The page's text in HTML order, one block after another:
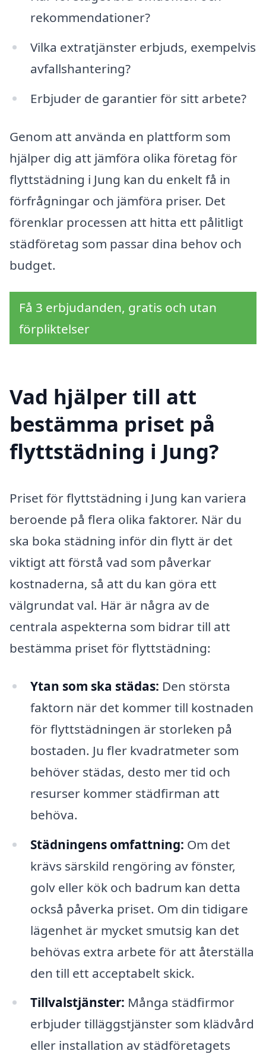
rekommendationer?
Vilka extratjänster erbjuds, exempelvis
avfallshantering?
Erbjuder de garantier för sitt arbete?
Genom att använda en plattform som
hjälper dig att jämföra olika företag för
flyttstädning i Jung kan du enkelt få in
förfrågningar och jämföra priser. Det
förenklar processen att hitta ett pålitligt
städföretag som passar dina behov och
budget.
Få 3 erbjudanden, gratis och utan
förpliktelser
Vad hjälper till att
bestämma priset på
flyttstädning i Jung?
Priset för flyttstädning i Jung kan variera
beroende på flera olika faktorer. När du
ska boka städning inför din flytt är det
viktigt att förstå vad som påverkar
kostnaderna, så att du kan göra ett
välgrundat val. Här är några av de
centrala aspekterna som bidrar till att
bestämma priset för flyttstädning:
Ytan som ska städas: Den största
faktorn när det kommer till kostnaden
för flyttstädningen är storleken på
bostaden. Ju fler kvadratmeter som
behöver städas, desto mer tid och
resurser kommer städfirman att
behöva.
Städningens omfattning: Om det
krävs särskild rengöring av fönster,
golv eller kök och badrum kan detta
också påverka priset. Om din tidigare
lägenhet är mycket smutsig kan det
behövas extra arbete för att återställa
den till ett acceptabelt skick.
Tillvalstjänster: Många städfirmor
erbjuder tilläggstjänster som klädvård
eller installation av städföretagets